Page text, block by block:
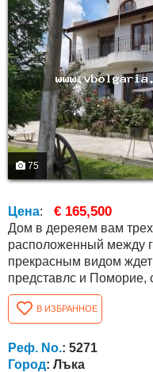
75
Цена: € 165,500
Дом в дереяем вам
расположенный между
прекрасным видом
представлс и Поморие,
подножия гор Стара
районе недалеко от
достаточно
этажей со следующей
состоит из гостиной с
В ИЗБРАННОЕ
Реф. No.: 5271
Город: Лъка